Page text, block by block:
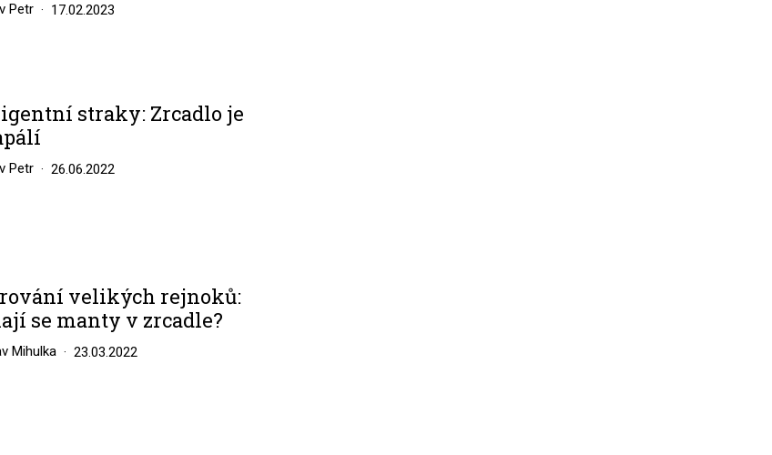
Petr 17.02.2023
straky: Zrcadlo je
Petr 26.06.2022
velikých rejnoků:
se manty v zrcadle?
Mihulka 23.03.2022